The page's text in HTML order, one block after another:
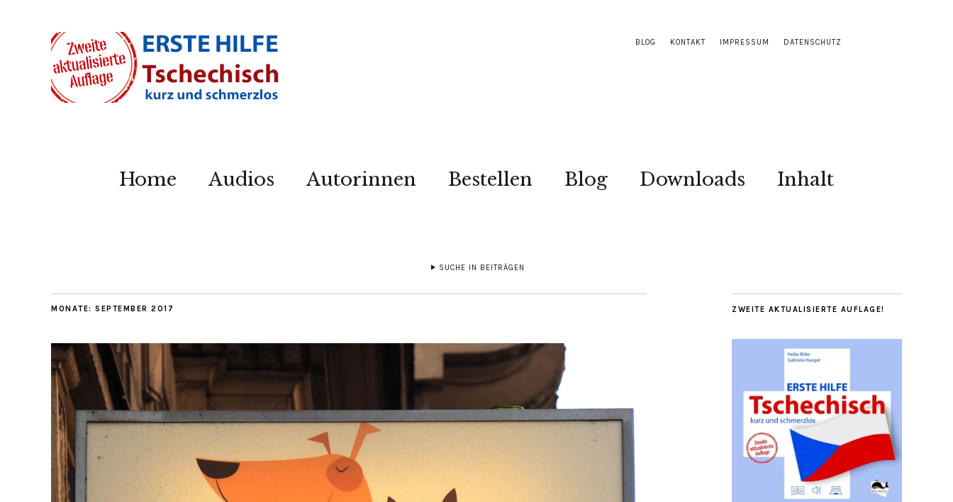
BLOG KONTAKT IMPRESSUM DATENSCHUTZ
Home Audios Autorinnen Bestellen Blog Downloads Inhalt
SUCHE IN BEITRÄGEN
MONATE: SEPTEMBER 2017 ZWEITE AKTUALISIERTE AUFLAGE!